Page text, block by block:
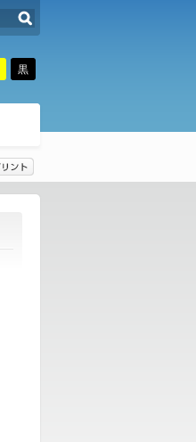
黒